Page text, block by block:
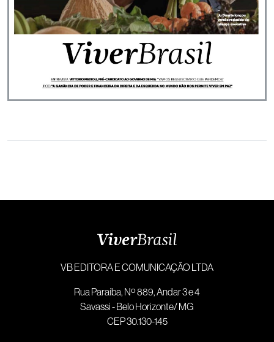
VB EDITORA E COMUNICAÇÃO LTDA
Rua Paraíba, Nº 889, Andar 3 e 4
Savassi - Belo Horizonte/ MG
CEP 30.130-145